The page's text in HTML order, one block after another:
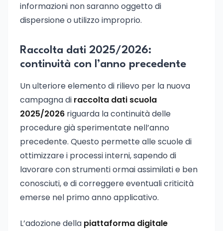
informazioni non saranno oggetto di
dispersione o utilizzo improprio.
Raccolta dati 2025/2026:
continuità con l’anno precedente
Un ulteriore elemento di rilievo per la nuova
campagna di raccolta dati scuola
2025/2026 riguarda la continuità delle
procedure già sperimentate nell’anno
precedente. Questo permette alle scuole di
ottimizzare i processi interni, sapendo di
lavorare con strumenti ormai assimilati e ben
conosciuti, e di correggere eventuali criticità
emerse nel primo anno applicativo.
L’adozione della piattaforma digitale